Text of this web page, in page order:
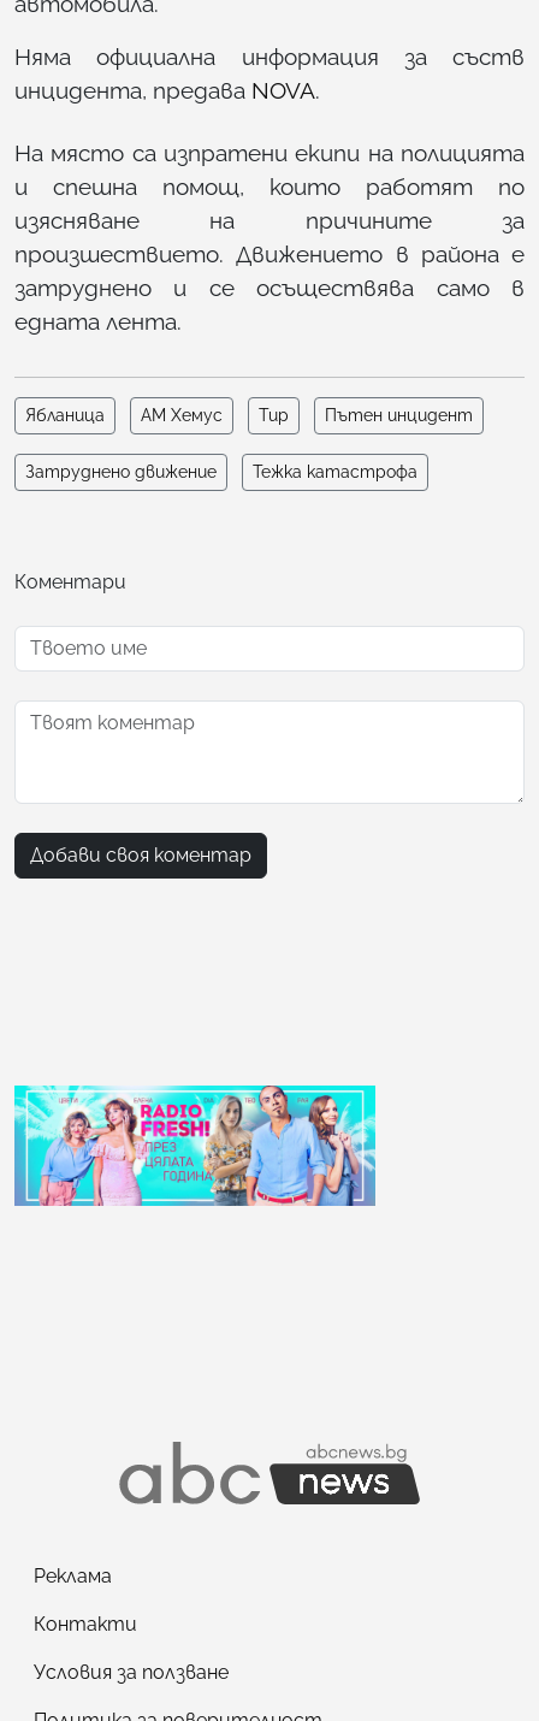
Няма официална информация за съств
инцидента, предава NOVA.
На място са изпратени екипи на полицията
и спешна помощ, които работят по
изясняване на причините за
произшествието. Движението в района е
затруднено и се осъществява само в
едната лента.
Ябланица АМ Хемус Тир Пътен инцидент
Затруднено движение Тежка катастрофа
Коментари
Добави своя коментар
Реклама
Контакти
Условия за ползване